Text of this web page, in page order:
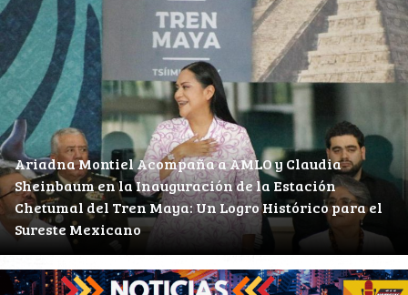
Ariadna Montiel Acompaña a AMLO y Claudia
Sheinbaum en la Inauguración de la Estación
Chetumal del Tren Maya: Un Logro Histórico para el
Sureste Mexicano